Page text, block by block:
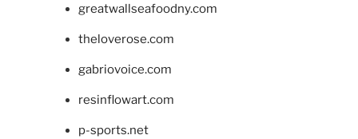
greatwallseafoodny.com
theloverose.com
gabriovoice.com
resinflowart.com
p-sports.net